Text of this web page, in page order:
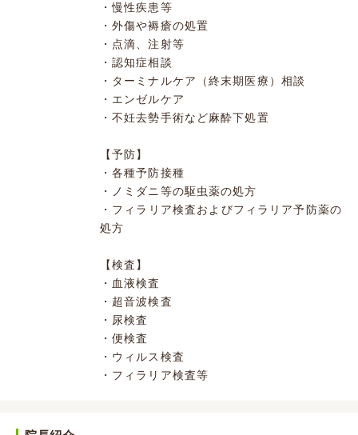
・慢性疾患等
・外傷や褥瘡の処置
・点滴、注射等
・認知症相談
・ターミナルケア（終末期医療）相談
・エンゼルケア
・不妊去勢手術など麻酔下処置
【予防】
・各種予防接種
・ノミダニ等の駆虫薬の処方
・フィラリア検査およびフィラリア予防薬の
処方
【検査】
・血液検査
・超音波検査
・尿検査
・便検査
・ウィルス検査
・フィラリア検査等